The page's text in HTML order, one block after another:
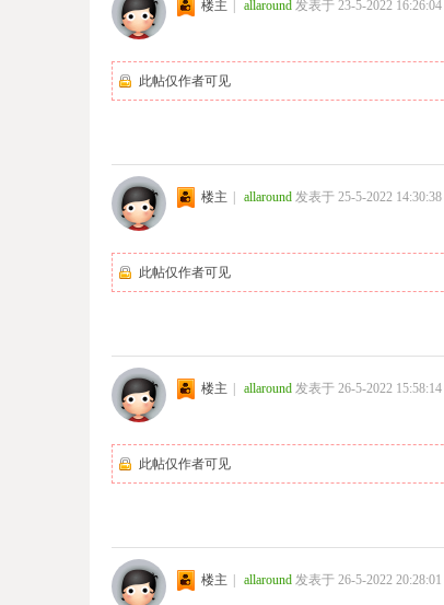
楼主 | allaround 发表于 23-5-2022 16:26:04
此帖仅作者可见
楼主 | allaround 发表于 25-5-2022 14:30:38
此帖仅作者可见
楼主 | allaround 发表于 26-5-2022 15:58:14
此帖仅作者可见
楼主 | allaround 发表于 26-5-2022 20:28:01